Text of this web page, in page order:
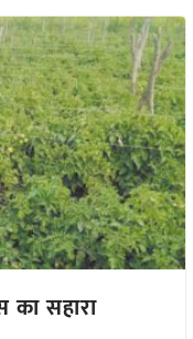
सहारा